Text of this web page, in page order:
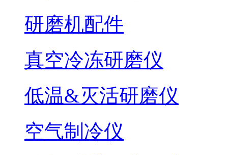
研磨机配件
真空冷冻研磨仪
低温&灭活研磨仪
空气制冷仪